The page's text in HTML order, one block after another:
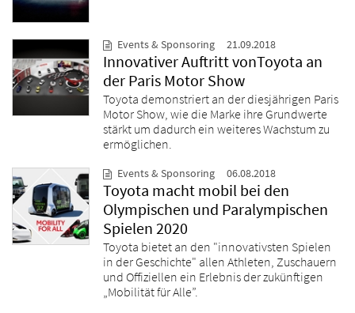
Events & Sponsoring 21.09.2018
Innovativer Auftritt vonToyota an
der Paris Motor Show
Toyota demonstriert an der diesjährigen Paris
Motor Show, wie die Marke ihre Grundwerte
stärkt um dadurch ein weiteres Wachstum zu
ermöglichen.
Events & Sponsoring 06.08.2018
Toyota macht mobil bei den
Olympischen und Paralympischen
Spielen 2020
Toyota bietet an den "innovativsten Spielen
in der Geschichte" allen Athleten, Zuschauern
und Offiziellen ein Erlebnis der zukünftigen
„Mobilität für Alle”.